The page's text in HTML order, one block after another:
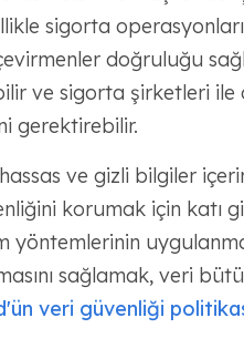
sigorta
doğruluğu
ve sigorta şirketleri
gerektirebilir.
ve gizli bilgiler
korumak için katı
yöntemlerinin
sağlamak, veri
veri güvenliği